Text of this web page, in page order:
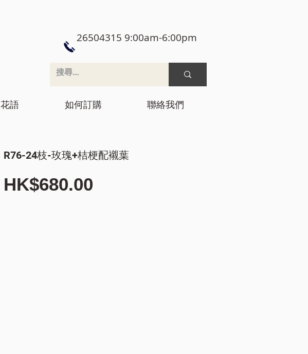
26504315 9:00am-6:00pm
花語 如何訂購 聯絡我們
R76-24枝-玫瑰+桔梗配襯葉
HK$680.00價